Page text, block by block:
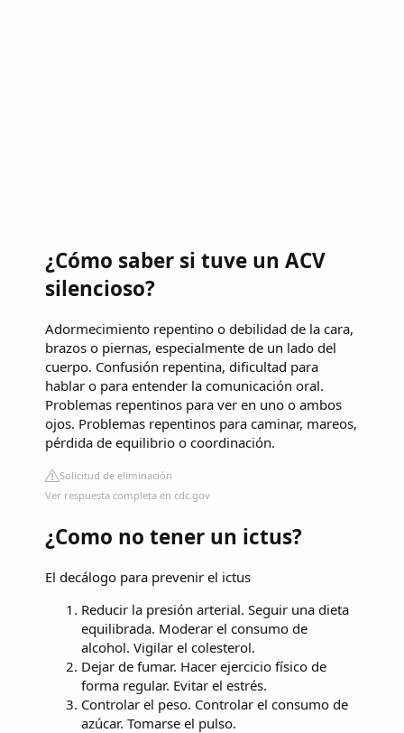
¿Cómo saber si tuve un ACV
silencioso?
Adormecimiento repentino o debilidad de la cara,
brazos o piernas, especialmente de un lado del
cuerpo. Confusión repentina, dificultad para
hablar o para entender la comunicación oral.
Problemas repentinos para ver en uno o ambos
ojos. Problemas repentinos para caminar, mareos,
pérdida de equilibrio o coordinación.
Solicitud de eliminación
Ver respuesta completa en cdc.gov
¿Como no tener un ictus?
El decálogo para prevenir el ictus
Reducir la presión arterial. Seguir una dieta
equilibrada. Moderar el consumo de
alcohol. Vigilar el colesterol.
Dejar de fumar. Hacer ejercicio físico de
forma regular. Evitar el estrés.
Controlar el peso. Controlar el consumo de
azúcar. Tomarse el pulso.